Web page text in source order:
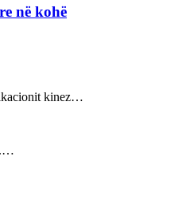
kinez…
në kohë